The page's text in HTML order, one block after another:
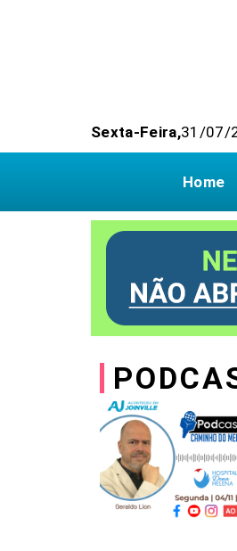
Sexta-Feira,31/07/
Home